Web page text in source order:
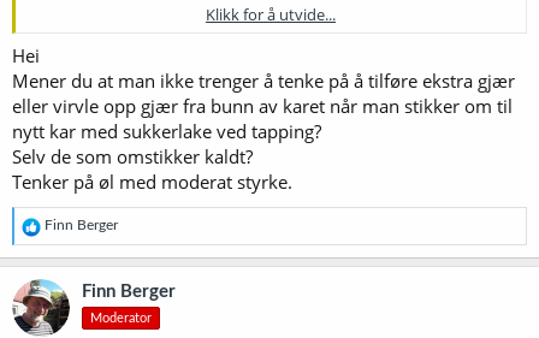
Fra korn til øl. En liten innføring i bryggeprosessen.
Hjemmebryggingen griper om seg, og er nå like populær som
hjemmebrenningen var for 200 år siden. Forhåpentligvis er ikke
konsekvensene like dystre, for de fleste drives nok mer av ønsket
om godt øl enn av ønsket om mye øl. Og det er faktisk ikke veldig
vanskelig å lage godt øl hjemme.
Det følgende er ment som en første enkel innføring i hva bryggingen
består i. De fleste har vel en slags anelse om hvordan øl blir til, men
det er en fordel å ha litt mer konkrete forestillinger om det før man
hiver seg ut i bryggingen.
Mange ser kanskje på øl som en "enkel" drikk, men smaken i ølet er
faktisk resultatet av svært kompliserte prosesser, og alle ledd i
prosessen fra korn til ferdig brygg bidrar med sitt til den endelige
Klikk for å utvide...
Hei
Mener du at man ikke trenger å tenke på å tilføre ekstra gjær
eller virvle opp gjær fra bunn av karet når man stikker om til
nytt kar med sukkerlake ved tapping?
Selv de som omstikker kaldt?
Tenker på øl med moderat styrke.
R
e
a
k
s
j
Finn Berger
Finn Berger
Moderator